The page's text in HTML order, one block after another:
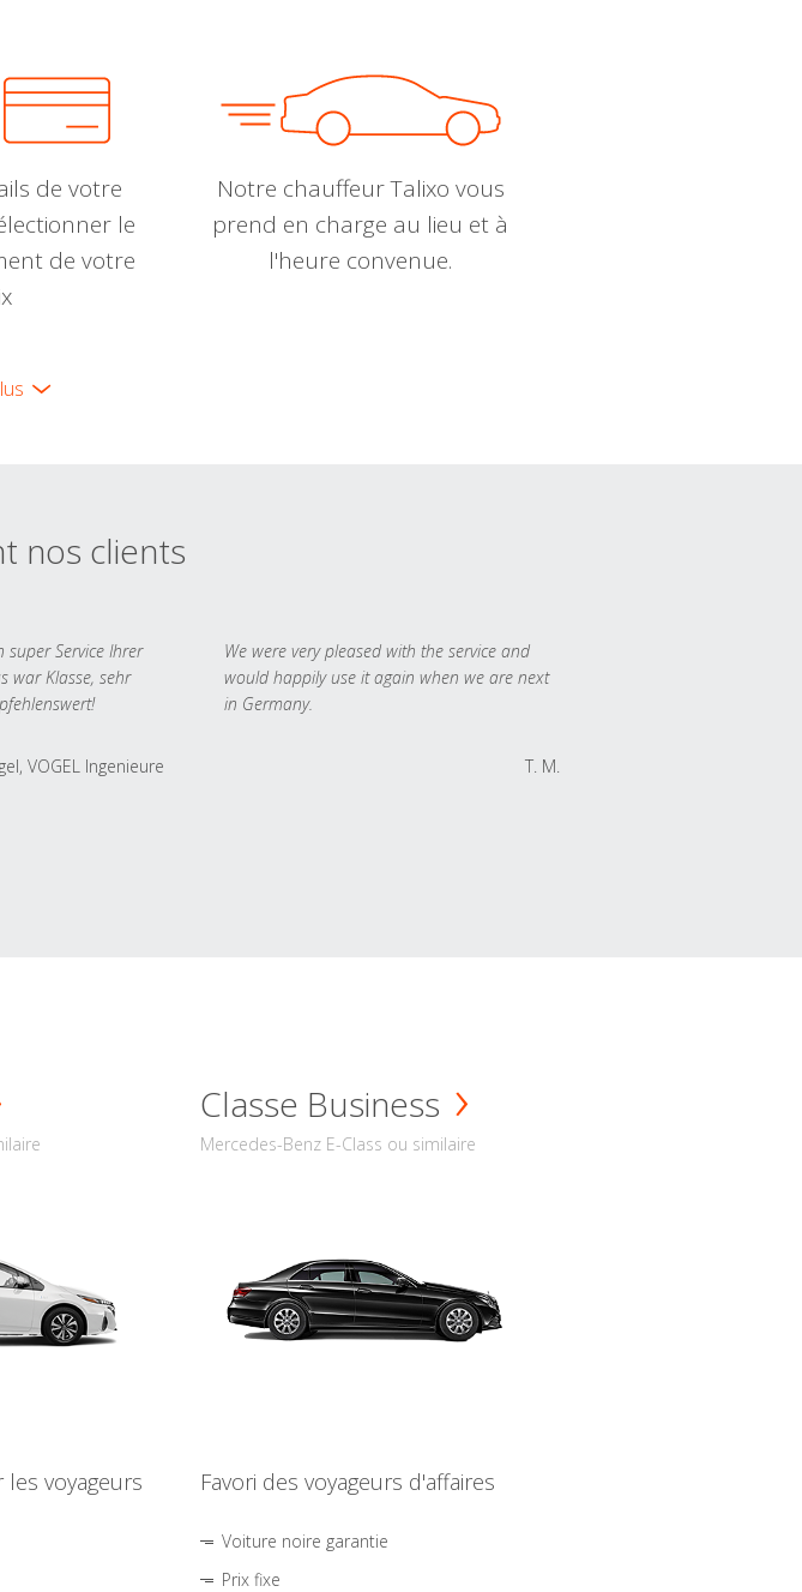
de votre
le
de votre
Notre chauffeur Talixo vous
prend en charge au lieu et à
l'heure convenue.
nos clients
Service Ihrer
war Klasse, sehr
VOGEL Ingenieure
We were very pleased with the service and
would happily use it again when we are next
in Germany.
T. M.
les voyageurs
Classe Business
Mercedes-Benz E-Class ou similaire
Favori des voyageurs d'affaires
Voiture noire garantie
Prix fixe